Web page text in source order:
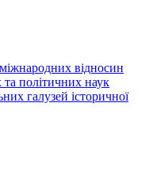
міжнародних відносин
та політичних наук
галузей історичної